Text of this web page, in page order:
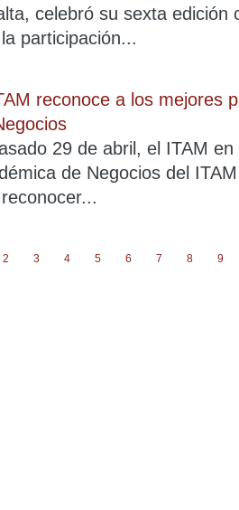
celebró su sexta edición
participación...
reconoce a los mejores
29 de abril, el ITAM
de Negocios del
2 3 4 5 6 7 8 9